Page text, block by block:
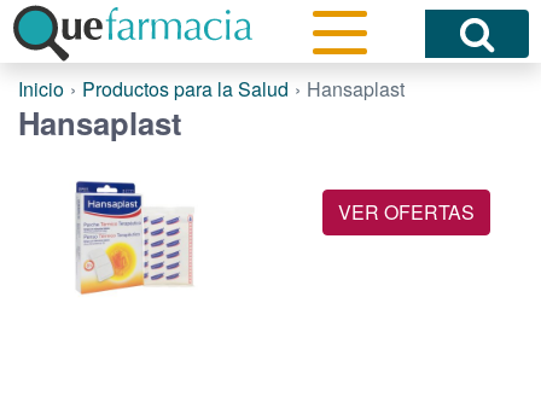
Inicio Productos para la Salud Hansaplast
Hansaplast
VER OFERTAS